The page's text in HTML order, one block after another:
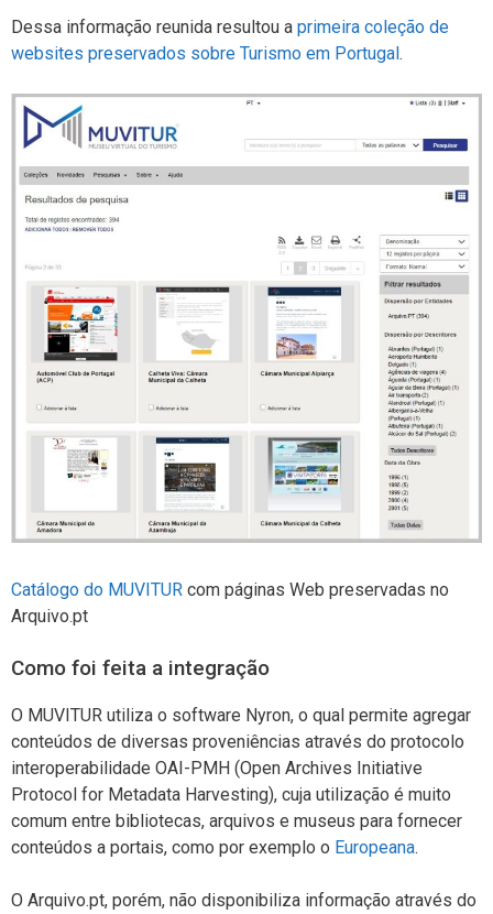
Dessa informação reunida resultou a primeira coleção de
websites preservados sobre Turismo em Portugal.
Catálogo do MUVITUR com páginas Web preservadas no
Arquivo.pt
Como foi feita a integração
O MUVITUR utiliza o software Nyron, o qual permite agregar
conteúdos de diversas proveniências através do protocolo
interoperabilidade OAI-PMH (Open Archives Initiative
Protocol for Metadata Harvesting), cuja utilização é muito
comum entre bibliotecas, arquivos e museus para fornecer
conteúdos a portais, como por exemplo o Europeana.
O Arquivo.pt, porém, não disponibiliza informação através do